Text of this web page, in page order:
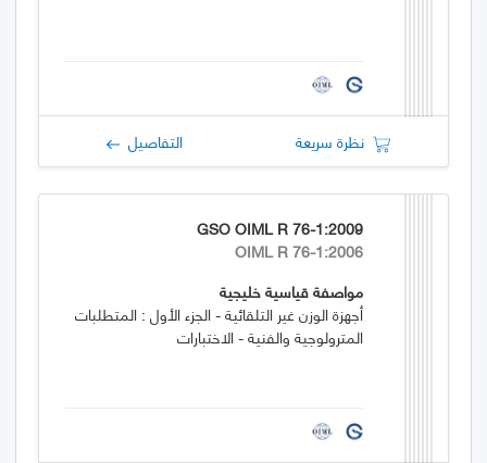
نظرة سريعة التفاصيل
GSO OIML R 76-1:2009
OIML R 76-1:2006
مواصفة قياسية خليجية
أجهزة الوزن غير التلقائية - الجزء الأول : المتطلبات
المترولوجية والفنية - الاختبارات